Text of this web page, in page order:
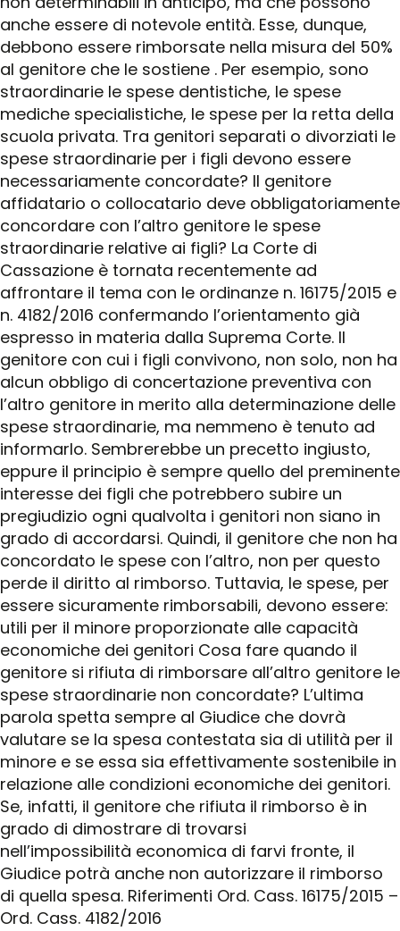
anche essere di notevole entità. Esse, dunque,
debbono essere rimborsate nella misura del 50%
al genitore che le sostiene . Per esempio, sono
straordinarie le spese dentistiche, le spese
mediche specialistiche, le spese per la retta della
scuola privata. Tra genitori separati o divorziati le
spese straordinarie per i figli devono essere
necessariamente concordate? Il genitore
affidatario o collocatario deve obbligatoriamente
concordare con l’altro genitore le spese
straordinarie relative ai figli? La Corte di
Cassazione è tornata recentemente ad
affrontare il tema con le ordinanze n. 16175/2015 e
n. 4182/2016 confermando l’orientamento già
espresso in materia dalla Suprema Corte. Il
genitore con cui i figli convivono, non solo, non ha
alcun obbligo di concertazione preventiva con
l’altro genitore in merito alla determinazione delle
spese straordinarie, ma nemmeno è tenuto ad
informarlo. Sembrerebbe un precetto ingiusto,
eppure il principio è sempre quello del preminente
interesse dei figli che potrebbero subire un
pregiudizio ogni qualvolta i genitori non siano in
grado di accordarsi. Quindi, il genitore che non ha
concordato le spese con l’altro, non per questo
perde il diritto al rimborso. Tuttavia, le spese, per
essere sicuramente rimborsabili, devono essere:
utili per il minore proporzionate alle capacità
economiche dei genitori Cosa fare quando il
genitore si rifiuta di rimborsare all’altro genitore le
spese straordinarie non concordate? L’ultima
parola spetta sempre al Giudice che dovrà
valutare se la spesa contestata sia di utilità per il
minore e se essa sia effettivamente sostenibile in
relazione alle condizioni economiche dei genitori.
Se, infatti, il genitore che rifiuta il rimborso è in
grado di dimostrare di trovarsi
nell’impossibilità economica di farvi fronte, il
Giudice potrà anche non autorizzare il rimborso
di quella spesa. Riferimenti Ord. Cass. 16175/2015 –
Ord. Cass. 4182/2016